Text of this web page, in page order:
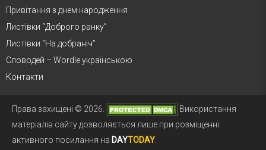
Привітання з днем народження
Листівки “Доброго ранку”
Листівки “На добраніч”
Словодей – Wordle українською
Контакти
Права захищені © 2026.
Використання
матеріалів сайту дозволяється лише при розміщенні
активного посилання на DAYTODAY